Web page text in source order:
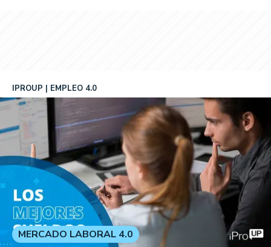
IPROUP EMPLEO 4.0
MERCADO LABORAL 4.0